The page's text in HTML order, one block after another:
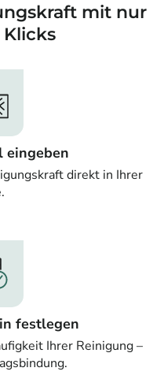
mit nur
eingeben
direkt in Ihrer
festlegen
Ihrer Reinigung –